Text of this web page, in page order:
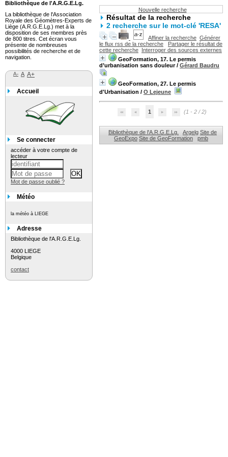
Nouvelle recherche
Résultat de la recherche
2 recherche sur le mot-clé 'RESA'
Affiner la recherche Générer
le flux rss de la recherche
Partager le résultat de
cette recherche Interroger des sources externes
GeoFormation, 17. Le permis
d’urbanisation sans douleur/ Gérard Baudru
GeoFormation, 27. Le permis
d'Urbanisation / O Lejeune
1 (1 - 2 / 2)
Bibliothèque de l'A.R.G.E.Lg. Argelg Site de
GeoExpo Site de GeoFormation pmb
Bibliothèque de l'A.R.G.E.Lg.
La bibliothèque de l'Association
Royale des Géomètres-Experts de
Liège (A.R.G.E.Lg.) met à la
disposition de ses membres près
de 800 titres. Cet écran vous
présente de nombreuses
possibilités de recherche et de
navigation.
A- A A+
Accueil
Se connecter
accéder à votre compte de
lecteur
Mot de passe oublié ?
Météo
la météo à LIEGE
Adresse
Bibliothèque de l'A.R.G.E.Lg.
4000 LIEGE
Belgique
contact